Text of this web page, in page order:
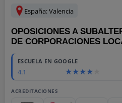
España: Valencia
OPOSICIONES A
DE CORPORACIONES
ESCUELA EN GOOGLE
4.1
ACREDITACIONES